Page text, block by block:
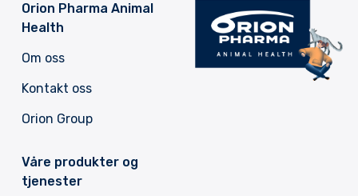
Orion Pharma Animal
Health
Om oss
Kontakt oss
Orion Group
Våre produkter og
tjenester